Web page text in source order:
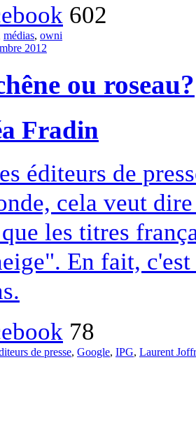
602
médias, owni
2012
ou roseau?
Fradin
éditeurs de
cela veut
les titres
En fait,
78
de presse, Google, IPG, Laurent